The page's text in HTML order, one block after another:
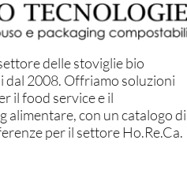
delle stoviglie bio
dal 2008. Offriamo soluzioni
il food service e il
alimentare, con un catalogo di
per il settore Ho.Re.Ca.